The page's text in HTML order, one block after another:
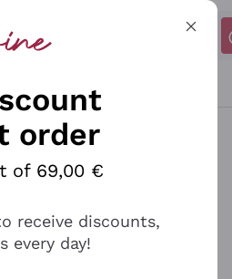
order
of 69,00 €
receive discounts,
every day!